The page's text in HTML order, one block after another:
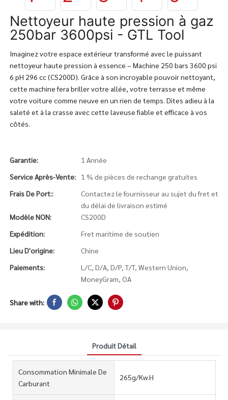
Nettoyeur haute pression à gaz
250bar 3600psi - GTL Tool
Imaginez votre espace extérieur transformé avec le puissant
nettoyeur haute pression à essence – Machine 250 bars 3600 psi
6 pH 296 cc (CS200D). Grâce à son incroyable pouvoir nettoyant,
cette machine fera briller votre allée, votre terrasse et même
votre voiture comme neuve en un rien de temps. Dites adieu à la
saleté et à la crasse avec cette laveuse fiable et efficace à vos
côtés.
Garantie:
1 Année
Service Après-Vente:
1 % de pièces de rechange gratuites
Frais De Port::
Contactez le fournisseur au sujet du fret et
du délai de livraison estimé
Modèle NON:
CS200D
Expédition:
Fret maritime de soutien
Lieu D'origine:
Chine
Paiements:
L/C, D/A, D/P, T/T, Western Union,
MoneyGram, OA
Share with:
Produit Détail
Consommation Minimale De
Carburant
265g/Kw.H